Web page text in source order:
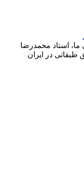
ما، استاد محمدرضا
در ایران